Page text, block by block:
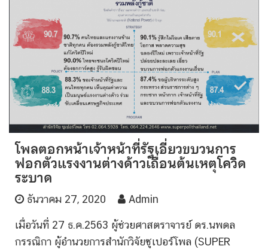
โพลตอกหน้าเจ้าหน้าที่รัฐเอี่ยวขบวนการ
ฟอกตัวแรงงานต่างด้าวเถื่อนต้นเหตุโควิด
ระบาด
ธันวาคม 27, 2020 Admin
เมื่อวันที่ 27 ธ.ค.2563 ผู้ช่วยศาสตราจารย์ ดร.นพดล
กรรณิกา ผู้อำนวยการสำนักวิจัยซูเปอร์โพล (SUPER